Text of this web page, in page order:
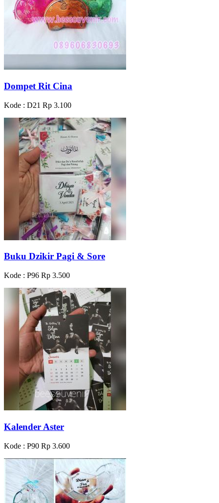
Dompet Rit Cina
Kode : D21 Rp 3.100
Buku Dzikir Pagi & Sore
Kode : P96 Rp 3.500
Kalender Aster
Kode : P90 Rp 3.600